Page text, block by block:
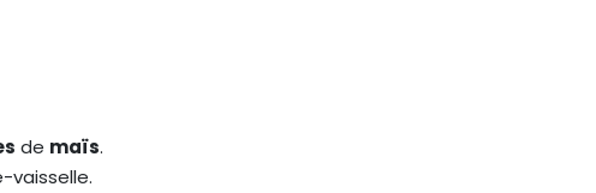
de maïs.
vaisselle.